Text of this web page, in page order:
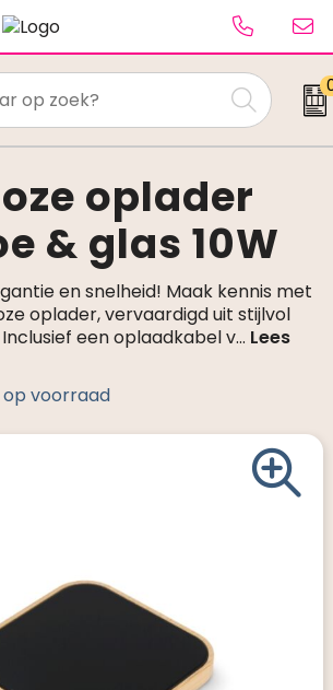
oplader
& glas 10W
en snelheid! Maak kennis met
oplader, vervaardigd uit stijlvol
een oplaadkabel v...
op voorraad